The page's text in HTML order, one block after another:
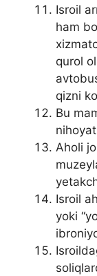
Isroil
ham
qurol
qizni
Bu
Aholi
Isroil
yoki